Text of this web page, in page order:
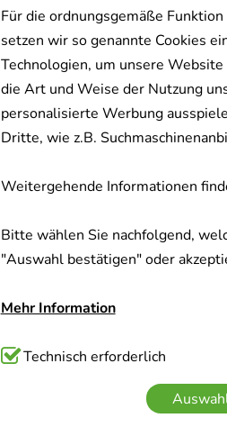
Für die ordnungsgemäße
setzen wir so genannte Cookies
Technologien, um unsere
die Art und Weise der Nutzung
personalisierte Werbung
Dritte, wie z.B.
Weitergehende Informationen
Bitte wählen Sie nachfolgend,
"Auswahl bestätigen" oder
Mehr Information
Technisch Notwendig:Hierbei
Website notwendig sind (z.B.
verzichtet werden kann.
Technisch erforderlich